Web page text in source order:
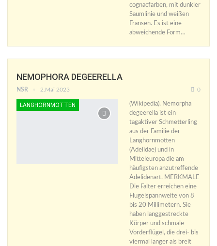
cognacfarben, mit dunkler
Saumlinie und weißen
Fransen. Es ist eine
abweichende Form…
NEMOPHORA DEGEERELLA
NSR 2.Mai 2023 0
LANGHORNMOTTEN
(Wikipedia). Nemorpha
degeerella ist ein
tagaktiver Schmetterling
aus der Familie der
Langhornmotten
(Adelidae) und in
Mitteleuropa die am
häufigsten anzutreffende
Adelidenart. MERKMALE
Die Falter erreichen eine
Flügelspannweite von 8
bis 20 Millimetern. Sie
haben langgestreckte
Körper und schmale
Vorderflügel, die drei- bis
viermal länger als breit